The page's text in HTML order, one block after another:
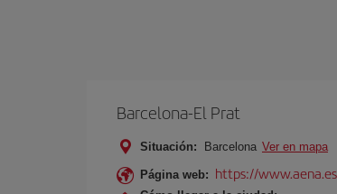
Barcelona-El Prat
Situación: Barcelona Ver en mapa
Página web: https://